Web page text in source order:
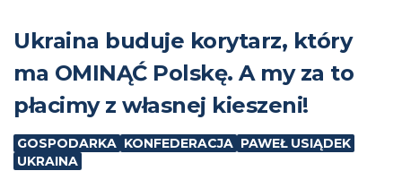
Ukraina buduje korytarz, który
ma OMINĄĆ Polskę. A my za to
płacimy z własnej kieszeni!
GOSPODARKA KONFEDERACJA PAWEŁ USIĄDEK
UKRAINA